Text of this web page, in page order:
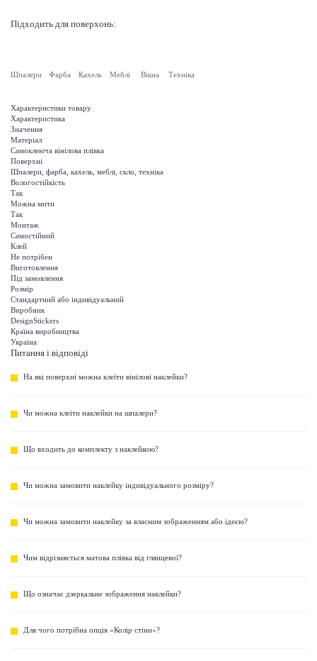
Підходить для поверхонь:
Шпалери Фарба Кахель Меблі Вікна Техніка
Характеристики товару
Характеристика
Значення
Матеріал
Самоклеюча вінілова плівка
Поверхні
Шпалери, фарба, кахель, меблі, скло, техніка
Вологостійкість
Так
Можна мити
Так
Монтаж
Самостійний
Клей
Не потрібен
Виготовлення
Під замовлення
Розмір
Стандартний або індивідуальний
Виробник
DesignStickers
Країна виробництва
Україна
Питання і відповіді
На які поверхні можна клеїти вінілові наклейки?
Чи можна клеїти наклейки на шпалери?
Що входить до комплекту з наклейкою?
Чи можна замовити наклейку індивідуального розміру?
Чи можна замовити наклейку за власним зображенням або ідеєю?
Чим відрізняється матова плівка від глянцевої?
Що означає дзеркальне зображення наклейки?
Для чого потрібна опція «Колір стіни»?